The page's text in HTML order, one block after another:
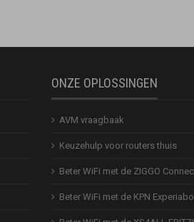
ONZE OPLOSSINGEN
AVM vraagbaak
Keuzehulp voor routers thuis
Beter WiFi met de ZIGGO
Beter WiFi met de KPN